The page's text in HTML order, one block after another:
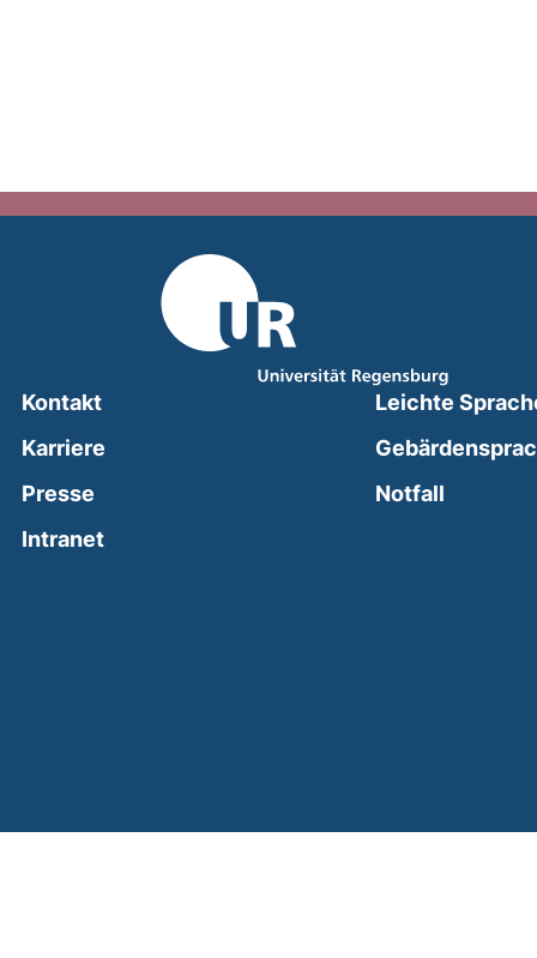
Kontakt
Karriere
Presse
Intranet(external link, opens in a new window)
Leichte
Notfall